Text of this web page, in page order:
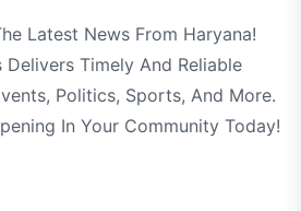
Latest News From Haryana!
Delivers Timely And Reliable
Politics, Sports, And More.
In Your Community Today!